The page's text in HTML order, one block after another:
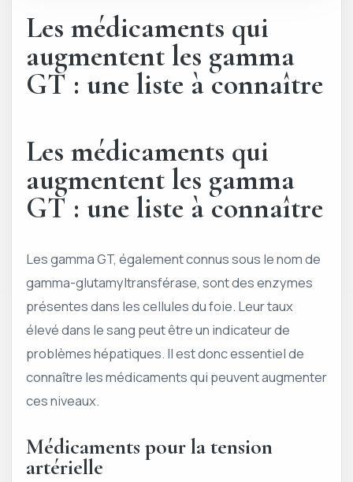
Les médicaments qui
augmentent les gamma
GT : une liste à connaître
Les médicaments qui
augmentent les gamma
GT : une liste à connaître
Les gamma GT, également connus sous le nom de
gamma-glutamyltransférase, sont des enzymes
présentes dans les cellules du foie. Leur taux
élevé dans le sang peut être un indicateur de
problèmes hépatiques. Il est donc essentiel de
connaître les médicaments qui peuvent augmenter
ces niveaux.
Médicaments pour la tension
artérielle